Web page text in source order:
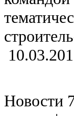
Новости